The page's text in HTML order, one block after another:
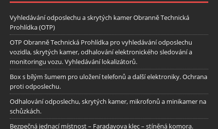
Vyhledávání odposlechu a skrytých kamer Obranně Technická
Prohlídka (OTP)
OTP Obranně Technická Prohlídka pro vyhledávání odposlechu
vozidla, skrytých kamer, odhalování elektronického sledování a
monitoringu vozu. Vyhledávání lokalizátorů.
Box s bílým šumem pro uložení telefonů a další elektroniky. Ochrana
proti odposlechu.
Odhalování odposlechu, skrytých kamer, mikrofonů a minikamer na
schůzkách.
Bezpečná jednací místnost – Faradayova klec – stíněná komora.